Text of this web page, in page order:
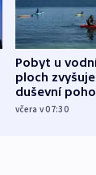
Pobyt u
ploch zvyšuje
duševní
ukázala
včera v 07:30